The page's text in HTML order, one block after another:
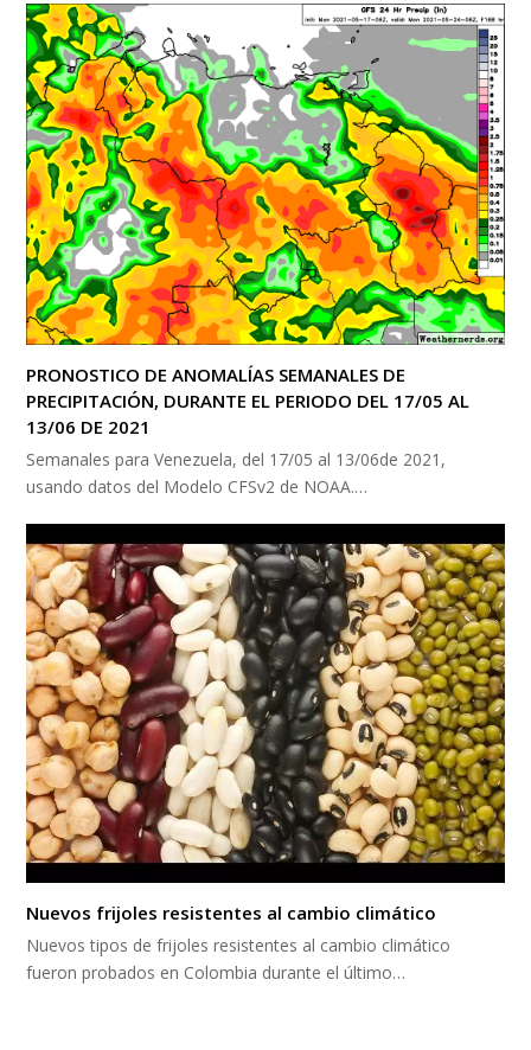
PRONOSTICO DE ANOMALÍAS SEMANALES DE
PRECIPITACIÓN, DURANTE EL PERIODO DEL 17/05 AL
13/06 DE 2021
Semanales para Venezuela, del 17/05 al 13/06de 2021,
usando datos del Modelo CFSv2 de NOAA.…
Nuevos frijoles resistentes al cambio climático
Nuevos tipos de frijoles resistentes al cambio climático
fueron probados en Colombia durante el último…